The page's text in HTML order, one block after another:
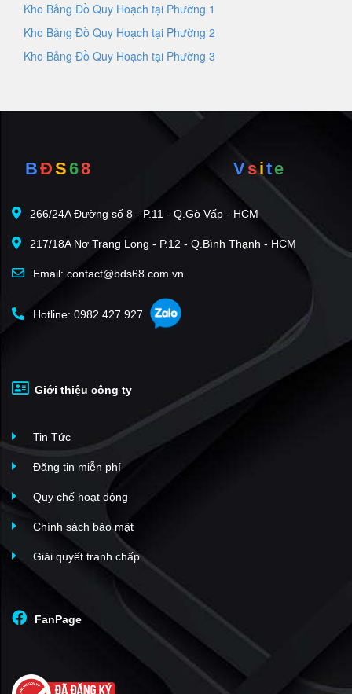
Kho Bảng Đồ Quy Hoạch tại Phường 1
Kho Bảng Đồ Quy Hoạch tại Phường 2
Kho Bảng Đồ Quy Hoạch tại Phường 3
BĐS68 Vsite
266/24A Đường số 8 - P.11 - Q.Gò Vấp - HCM
217/18A Nơ Trang Long - P.12 - Q.Bình Thạnh - HCM
Email: contact@bds68.com.vn
Hotline: 0982 427 927
Giới thiệu công ty
Tin Tức
Đăng tin miễn phí
Quy chế hoạt động
Chính sách bảo mật
Giải quyết tranh chấp
FanPage